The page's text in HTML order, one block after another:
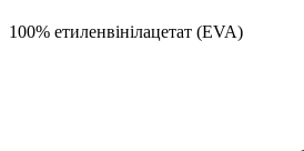
100% етиленвінілацетат (EVA)